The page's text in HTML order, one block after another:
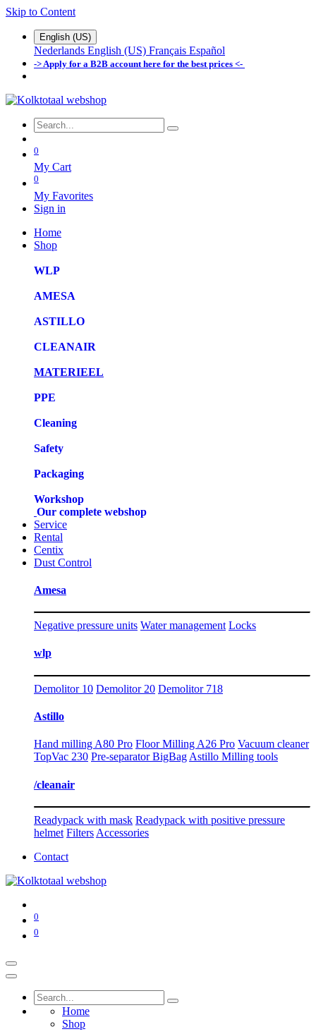
Skip to Content
English (US)
Nederlands English (US) Français Español
-> Apply for a B2B account here for the best prices <-
0
My Cart
0
My Favorites
Sign in
Home
Shop
WLP
AMESA
ASTILLO
CLEANAIR
MATERIEEL
PPE
Cleaning
Safety
Packaging
Workshop
Our complete webshop
Service
Rental
Centix
Dust Control
Amesa
Negative pressure units Water management Locks
wlp
Demolitor 10 Demolitor 20 Demolitor 718
Astillo
Hand milling A80 Pro Floor Milling A26 Pro Vacuum cleaner
TopVac 230 Pre-separator BigBag Astillo Milling tools
/cleanair
Readypack with mask Readypack with positive pressure
helmet Filters Accessories
Contact
0
0
Home
Shop